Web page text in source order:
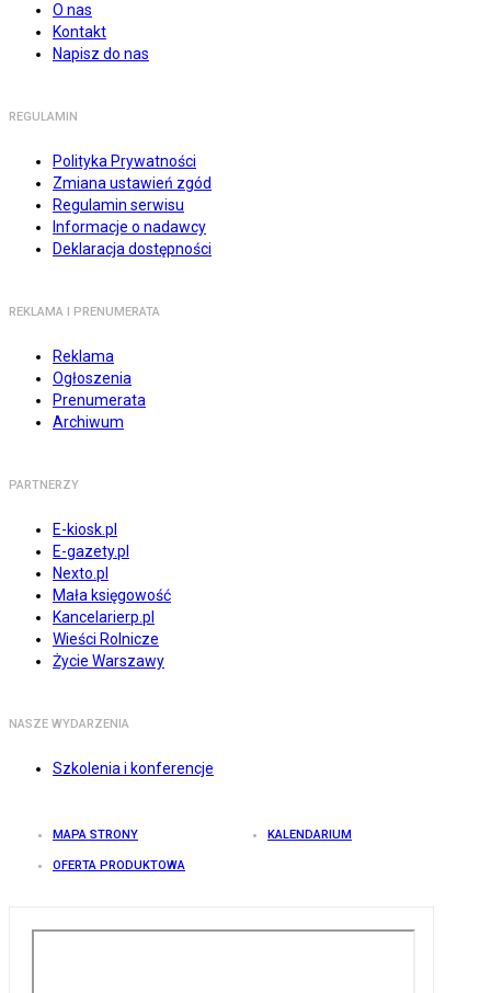
O nas
Kontakt
Napisz do nas
REGULAMIN
Polityka Prywatności
Zmiana ustawień zgód
Regulamin serwisu
Informacje o nadawcy
Deklaracja dostępności
REKLAMA I PRENUMERATA
Reklama
Ogłoszenia
Prenumerata
Archiwum
PARTNERZY
E-kiosk.pl
E-gazety.pl
Nexto.pl
Mała księgowość
Kancelarierp.pl
Wieści Rolnicze
Życie Warszawy
NASZE WYDARZENIA
Szkolenia i konferencje
MAPA STRONY KALENDARIUM
OFERTA PRODUKTOWA